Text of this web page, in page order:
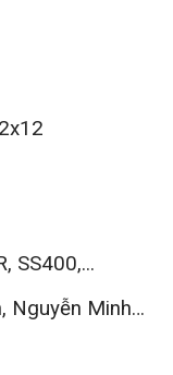
SS400,...
Nguyễn Minh…